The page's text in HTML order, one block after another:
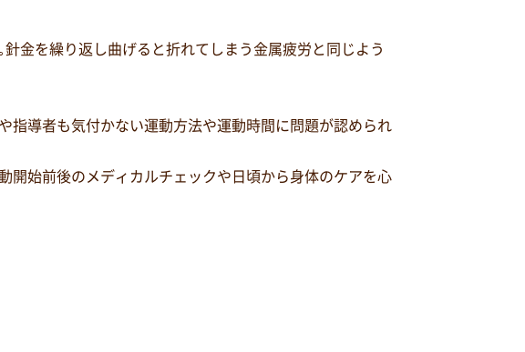
金を繰り返し曲げると折れてしまう金属疲労と同じよう
指導者も気付かない運動方法や運動時間に問題が認められ
開始前後のメディカルチェックや日頃から身体のケアを心